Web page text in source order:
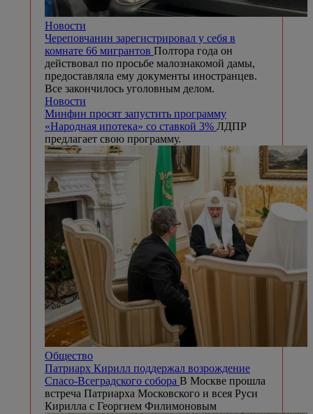
Новости
Череповчанин зарегистрировал у себя в
комнате 66 мигрантов Полтора года он
действовал по просьбе малознакомой дамы,
предоставляла ему документы иностранцев.
Все закончилось уголовным делом.
Новости
Минфин просят запустить программу
«Народная ипотека» со ставкой 3% ЛДПР
предлагает свою программу.
Общество
Патриарх Кирилл поддержал возрождение
Спасо-Всеградского собора В Москве прошла
встреча Патриарха Московского и всея Руси
Кирилла с Георгием Филимоновым